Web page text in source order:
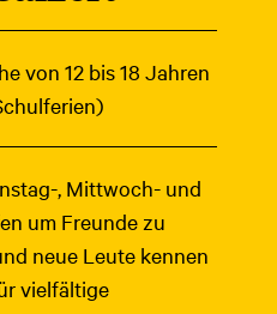
von 12 bis 18 Jahren
, Mittwoch- und
um Freunde zu
neue Leute kennen
vielfältige